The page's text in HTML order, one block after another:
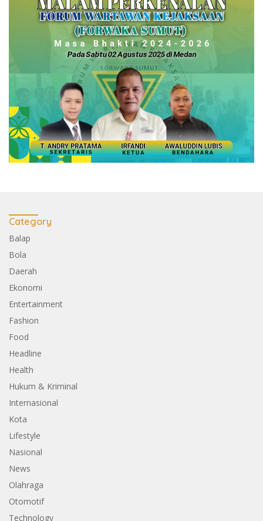
Category
Balap
Bola
Daerah
Ekonomi
Entertainment
Fashion
Food
Headline
Health
Hukum & Kriminal
Internasional
Kota
Lifestyle
Nasional
News
Olahraga
Otomotif
Technology